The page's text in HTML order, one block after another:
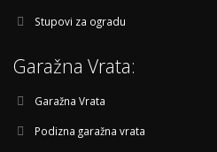
Stupovi za ogradu
Garažna Vrata:
Garažna Vrata
Podizna garažna vrata